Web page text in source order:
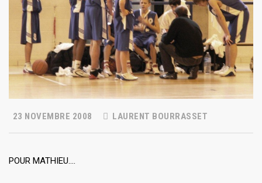
23 NOVEMBRE 2008 LAURENT BOURRASSET
POUR MATHIEU….